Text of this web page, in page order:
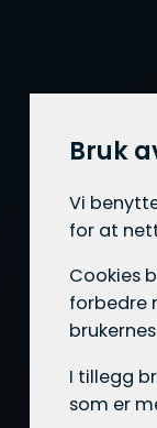
Bruk
Vi
for at
Cookies
forbedre
I tillegg
som er